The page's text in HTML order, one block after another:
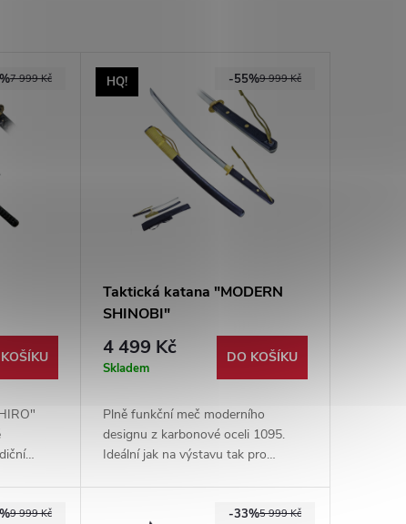
7 999 Kč HQ! 9 999 Kč
-55%
Taktická katana "MODERN
SHINOBI"
4 499 Kč
Skladem
DO KOŠÍKU
Plně funkční meč moderního
designu z karbonové oceli 1095.
Ideální jak na výstavu tak pro
9 999 Kč 5 999 Kč
-33%